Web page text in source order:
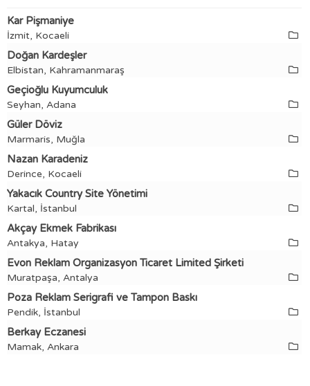
Kar Pişmaniye
İzmit, Kocaeli
Doğan Kardeşler
Elbistan, Kahramanmaraş
Geçioğlu Kuyumculuk
Seyhan, Adana
Güler Döviz
Marmaris, Muğla
Nazan Karadeniz
Derince, Kocaeli
Yakacık Country Site Yönetimi
Kartal, İstanbul
Akçay Ekmek Fabrikası
Antakya, Hatay
Evon Reklam Organizasyon Ticaret Limited Şirketi
Muratpaşa, Antalya
Poza Reklam Serigrafi ve Tampon Baskı
Pendik, İstanbul
Berkay Eczanesi
Mamak, Ankara